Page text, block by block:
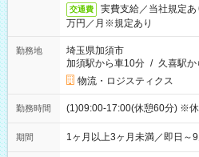
交通費
実費支給／当社規定
万円／月※規定あり
勤務地
埼玉県加須市
加須駅から車10分 / 久喜駅
物流・ロジスティクス
勤務時間 (1)09:00-17:00(休憩60分) ※
期間 1ヶ月以上3ヶ月未満／即日～